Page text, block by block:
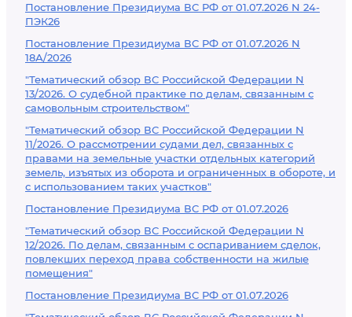
Постановление Президиума ВС РФ от 01.07.2026 N 24-
ПЭК26
Постановление Президиума ВС РФ от 01.07.2026 N
18А/2026
"Тематический обзор ВС Российской Федерации N
13/2026. О судебной практике по делам, связанным с
самовольным строительством"
"Тематический обзор ВС Российской Федерации N
11/2026. О рассмотрении судами дел, связанных с
правами на земельные участки отдельных категорий
земель, изъятых из оборота и ограниченных в обороте, и
с использованием таких участков"
Постановление Президиума ВС РФ от 01.07.2026
"Тематический обзор ВС Российской Федерации N
12/2026. По делам, связанным с оспариванием сделок,
повлекших переход права собственности на жилые
помещения"
Постановление Президиума ВС РФ от 01.07.2026